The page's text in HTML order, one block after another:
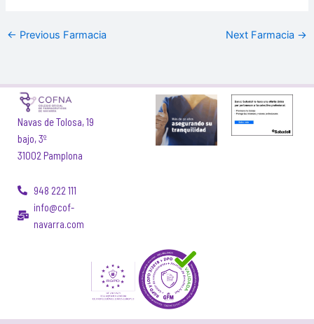
← Previous Farmacia Next Farmacia →
Navas de Tolosa, 19
bajo, 3º
31002 Pamplona
948 222 111
info@cof-
navarra.com